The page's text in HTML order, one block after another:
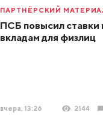
ПАРТНЁРСКИЙ
ПСБ повысил ставки
вкладам для физлиц
вчера, 13:26 2144